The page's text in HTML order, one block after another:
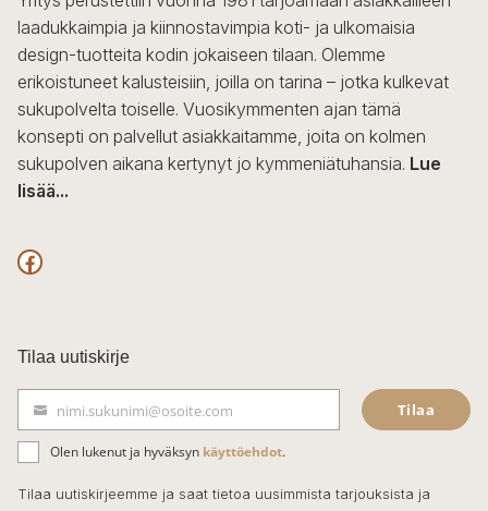
laadukkaimpia ja kiinnostavimpia koti- ja ulkomaisia
design-tuotteita kodin jokaiseen tilaan. Olemme
erikoistuneet kalusteisiin, joilla on tarina – jotka kulkevat
sukupolvelta toiselle. Vuosikymmenten ajan tämä
konsepti on palvellut asiakkaitamme, joita on kolmen
sukupolven aikana kertynyt jo kymmeniätuhansia. Lue
lisää...
F
c
e
b
o
o
Tilaa uutiskirje
ä
h
k
nimi.sukunimi@osoite.com Tilaa
Olen lukenut ja hyväksyn käyttöehdot.
Tilaa uutiskirjeemme ja saat tietoa uusimmista tarjouksista ja